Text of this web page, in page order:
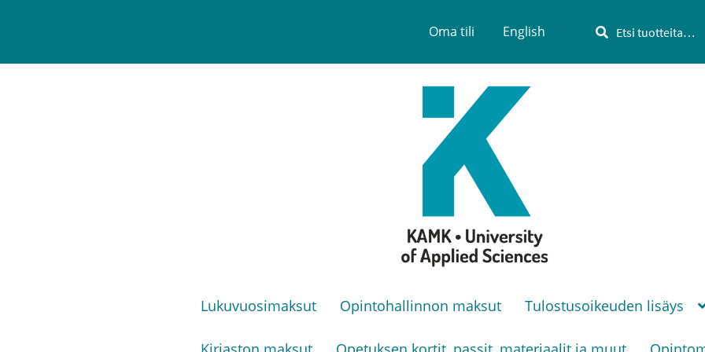
Oma tili English Etsi:
Haku
Lukuvuosimaksut Opintohallinnon maksut Tulostusoikeuden lisäys